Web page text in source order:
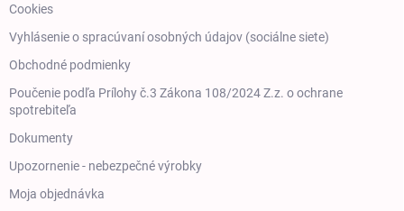
Cookies
Vyhlásenie o spracúvaní osobných údajov (sociálne siete)
Obchodné podmienky
Poučenie podľa Prílohy č.3 Zákona 108/2024 Z.z. o ochrane
spotrebiteľa
Dokumenty
Upozornenie - nebezpečné výrobky
Moja objednávka